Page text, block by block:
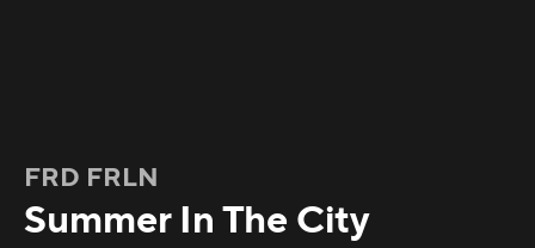
FRD FRLN
Summer In The City